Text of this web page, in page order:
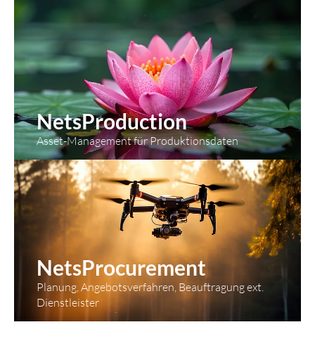
NetsProduction
Asset-Management für Produktionsdaten
NetsProcurement
Planung, Angebotsverfahren, Beauftragung ext.
Dienstleister